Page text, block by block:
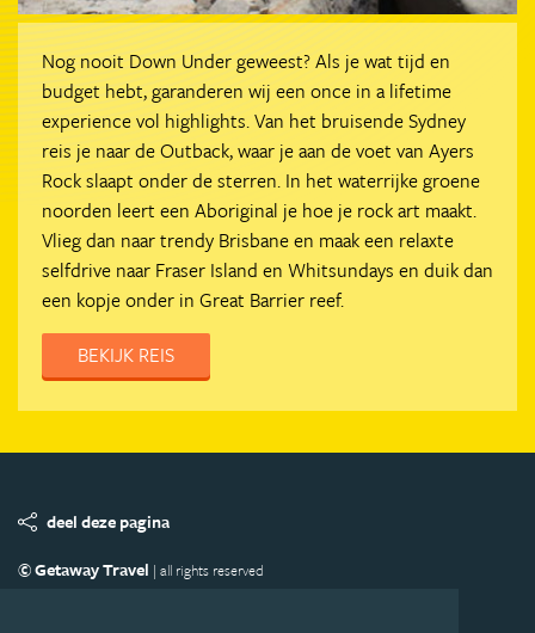
Nog nooit Down Under geweest? Als je wat tijd en
budget hebt, garanderen wij een once in a lifetime
experience vol highlights. Van het bruisende Sydney
reis je naar de Outback, waar je aan de voet van Ayers
Rock slaapt onder de sterren. In het waterrijke groene
noorden leert een Aboriginal je hoe je rock art maakt.
Vlieg dan naar trendy Brisbane en maak een relaxte
selfdrive naar Fraser Island en Whitsundays en duik dan
een kopje onder in Great Barrier reef.
BEKIJK REIS
deel deze pagina
© Getaway Travel | all rights reserved